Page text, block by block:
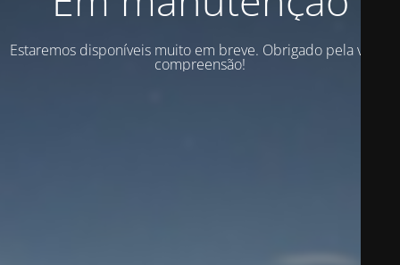
Estaremos disponíveis muito em breve. Obrigado pela vossa
compreensão!